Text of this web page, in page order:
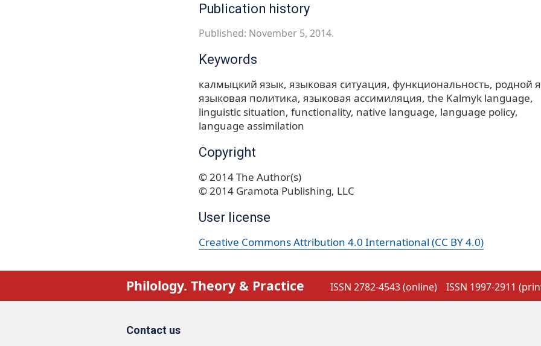
Publication history
Published: November 5, 2014.
Keywords
калмыцкий язык языковая ситуация функциональность родной
языковая политика языковая ассимиляция the Kalmyk language
linguistic situation functionality native language language policy
language assimilation
Copyright
© 2014 The Author(s)
© 2014 Gramota Publishing, LLC
User license
Creative Commons Attribution 4.0 International (CC BY 4.0)
Philology. Theory & Practice ISSN 2782-4543 (online) ISSN 1997-2911
Contact us